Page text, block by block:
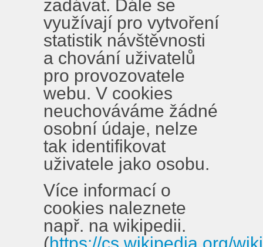
zadávat. Dále se
využívají pro vytvoření
statistik návštěvnosti
a chování uživatelů
pro provozovatele
webu. V cookies
neuchováváme žádné
osobní údaje, nelze
tak identifikovat
uživatele jako osobu.
Více informací o
cookies naleznete
např. na wikipedii.
(https://cs.wikipedia.org/